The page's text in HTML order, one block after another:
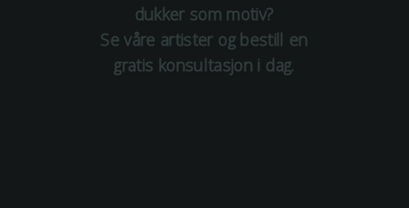
dukker som motiv?
Se våre artister og bestill en
gratis konsultasjon i dag.